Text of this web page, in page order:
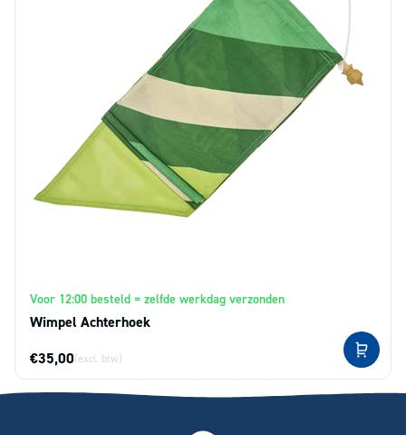
Voor 12:00 besteld = zelfde werkdag verzonden
Wimpel Achterhoek
€35,00(excl. btw)